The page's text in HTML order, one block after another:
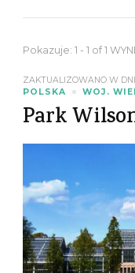
Pokazuje: 1 - 1 of 1
ZAKTUALIZOWANO W
POLSKA
WOJ.
Park